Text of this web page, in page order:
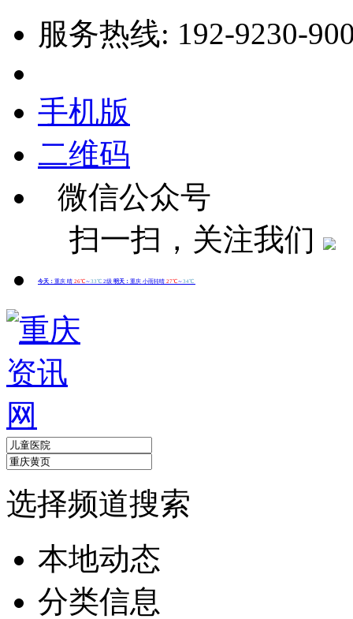
服务热线: 192-9230-
手机版
二维码
微信公众号
扫一扫，关注我们
选择频道搜索
本地动态
分类信息